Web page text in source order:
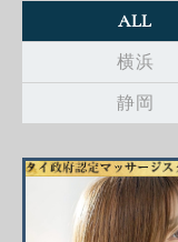
ALL
横浜
静岡